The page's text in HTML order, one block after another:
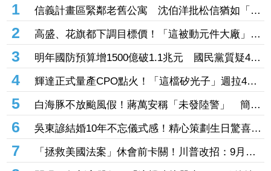
1
信義計畫區緊鄰老舊公寓 沈伯洋批松信猶如「兩
個世界」
2
高盛、花旗都下調目標價！「這被動元件大廠」股
價腰斬人心惶惶 專家逆勢喊安：兩家外資都沒看
衰它
3
明年國防預算增1500億破1.1兆元 國民黨質疑400
億無人機硬要編特別預算「刷卡換現金」
4
輝達正式量產CPO點火！「這檔矽光子」週拉4根
漲停 啖1.6T、3.2T大餅EPS上看17元
5
白海豚不放颱風假！蔣萬安稱「未發陸警」 簡舒
培轟雙標：巴威當時也沒有
6
吳東諺結婚10年不忘儀式感！精心策劃生日驚喜
還主動帶娃羨煞人妻女星
7
「拯救美國法案」休會前卡關！川普改招：9月併
入軍費預算案